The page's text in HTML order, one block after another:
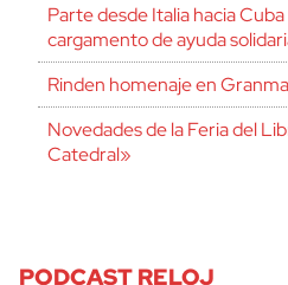
Parte desde Italia hacia
cargamento de ayuda
Rinden homenaje en
Novedades de la Feria del
Catedral»
PODCAST RELOJ